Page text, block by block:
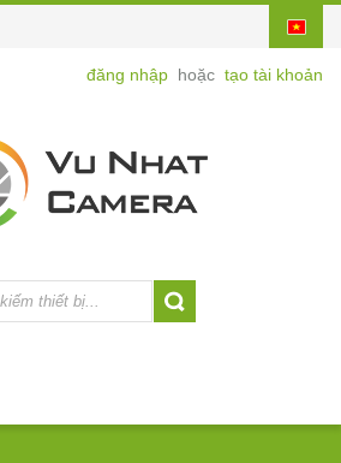
đăng nhập hoặc tạo tài khoản